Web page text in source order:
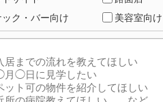
ック・バー向け
美容室向け